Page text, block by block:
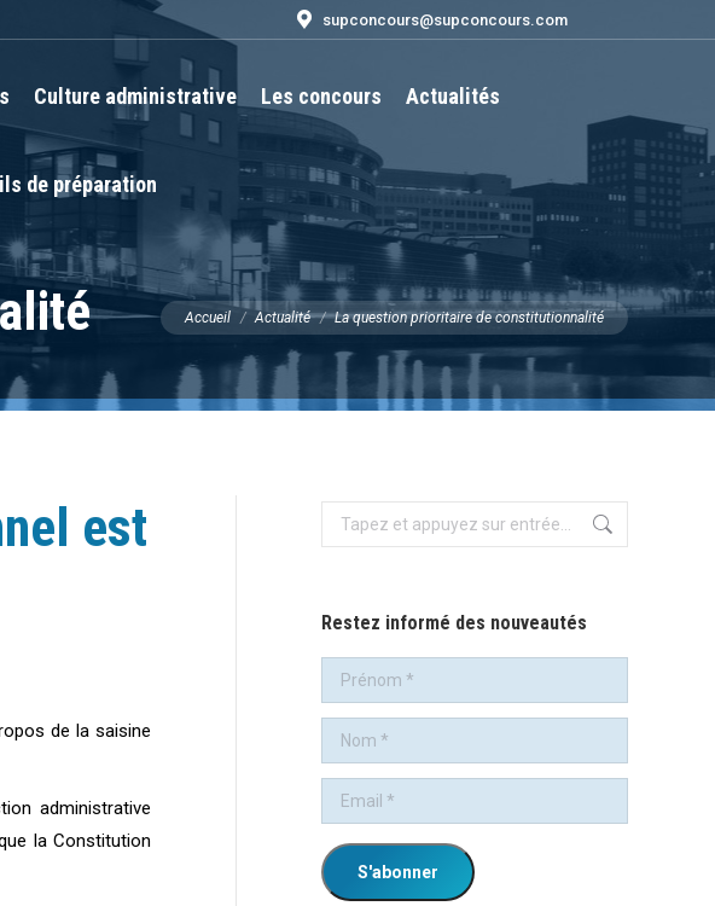
supconcours@supconcours.com
Culture administrative Les concours Actualités
de préparation
Recherche
Vous êtes ici :
Accueil Actualité La question prioritaire de constitutionnalité
est
de la saisine
administrative
la Constitution
Recherche
:
Restez informé des nouveautés